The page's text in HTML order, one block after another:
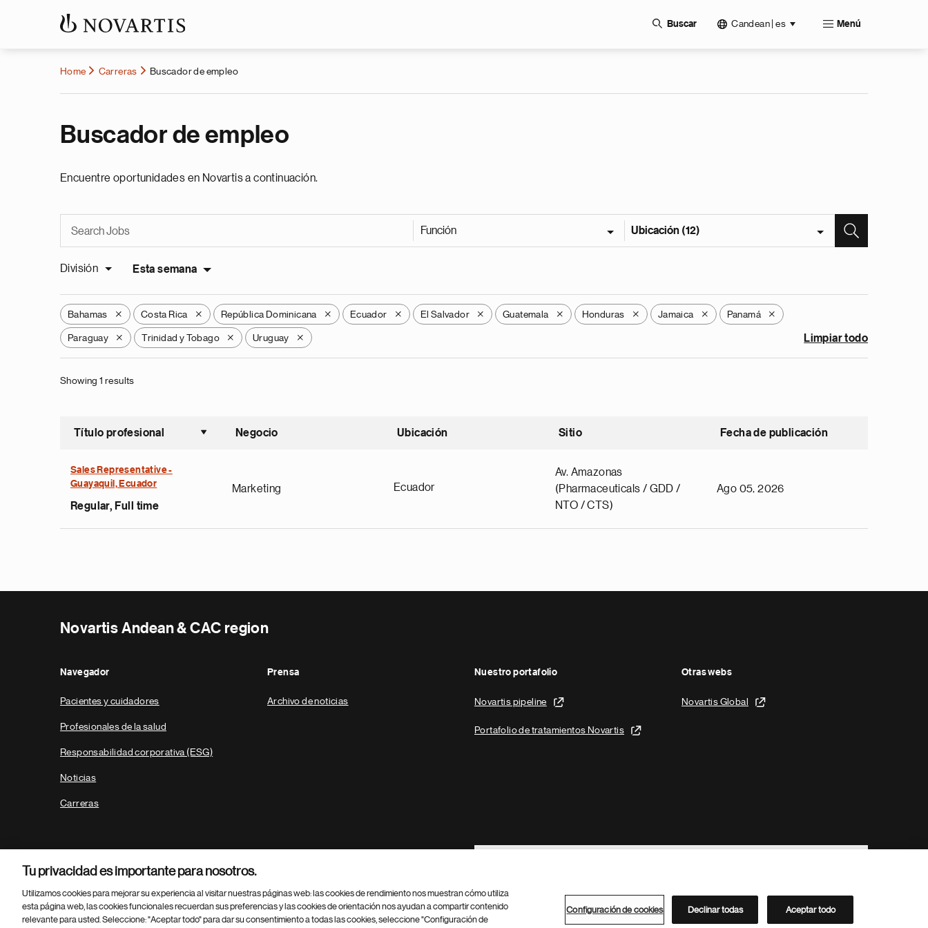
Buscar Candean | es Menú
Home Carreras Buscador de empleo
Buscador de empleo
Encuentre oportunidades en Novartis a continuación.
Función Ubicación (12)
División Esta semana
Bahamas X Costa Rica X República Dominicana X Ecuador X El Salvador X Guatemala X Honduras X Jamaica X Panamá X
Paraguay X Trinidad y Tobago X Uruguay X Limpiar todo
Showing 1 results
Título profesional
Ordenar ascendente
Negocio Ubicación Sitio Fecha de publicación
Sales Representative -
Guayaquil, Ecuador
Regular, Full time
Marketing Ecuador
Av. Amazonas
(Pharmaceuticals / GDD /
NTO / CTS)
Ago 05, 2026
Novartis Andean & CAC region
Navegador
Pacientes y cuidadores
Profesionales de la salud
Responsabilidad corporativa (ESG)
Noticias
Carreras
Prensa
Archivo de noticias
Nuestro portafolio
Novartis pipeline
Portafolio de tratamientos Novartis
Otras webs
Novartis Global
Footer Site Search
Parte
© 2026 Novartis AG Directorio de Novartis
Tu privacidad es importante para nosotros.
Utilizamos cookies para mejorar su experiencia al visitar nuestras páginas web: las cookies de rendimiento nos muestran cómo utiliza
esta página web, las cookies funcionales recuerdan sus preferencias y las cookies de orientación nos ayudan a compartir contenido
relevante para usted. Seleccione: "Aceptar todo" para dar su consentimiento a todas las cookies, seleccione "Configuración de
Configuración de cookies Declinar todas Aceptar todo